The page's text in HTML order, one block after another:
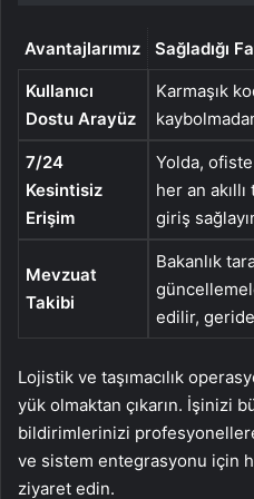
Avantajlarımız
Sağladığı
Kullanıcı
Dostu Arayüz
Karmaşık
7/24
Kesintisiz
Erişim
Yolda,
her an
giriş
Mevzuat
Takibi
Bakanlık
edilir, geride
Lojistik ve taşımacılık
yük olmaktan çıkarın. İşinizi
bildirimlerinizi
ve sistem entegrasyonu için
ziyaret edin.